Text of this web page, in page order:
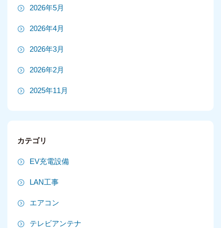
2026年5月
2026年4月
2026年3月
2026年2月
2025年11月
カテゴリ
EV充電設備
LAN工事
エアコン
テレビアンテナ